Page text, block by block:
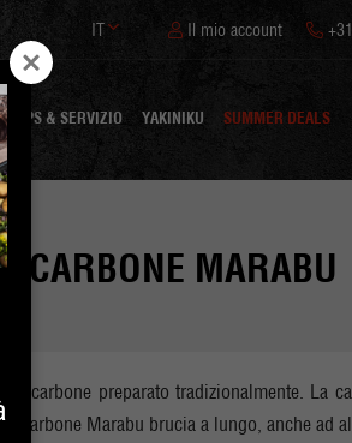
Il mio account
IT
TIPS & SERVIZIO YAKINIKU SUMMER DEALS
CARBONE MARABU
carbone preparato tradizionalmente. La
carbone Marabu brucia a lungo, anche ad